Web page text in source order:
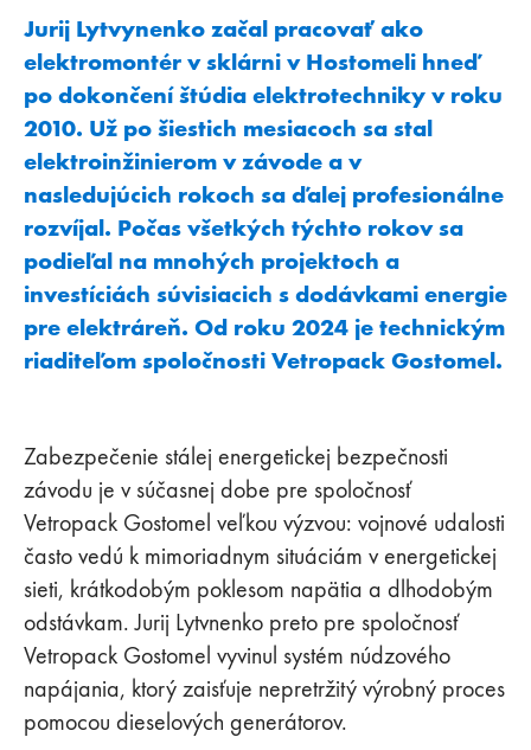
Jurij Lytvynenko začal pracovať ako
elektromontér v sklárni v Hostomeli hneď
po dokončení štúdia elektrotechniky v roku
2010. Už po šiestich mesiacoch sa stal
elektroinžinierom v závode a v
nasledujúcich rokoch sa ďalej profesionálne
rozvíjal. Počas všetkých týchto rokov sa
podieľal na mnohých projektoch a
investíciách súvisiacich s dodávkami energie
pre elektráreň. Od roku 2024 je technickým
riaditeľom spoločnosti Vetropack Gostomel.
Zabezpečenie stálej energetickej bezpečnosti
závodu je v súčasnej dobe pre spoločnosť
Vetropack Gostomel veľkou výzvou: vojnové udalosti
často vedú k mimoriadnym situáciám v energetickej
sieti, krátkodobým poklesom napätia a dlhodobým
odstávkam. Jurij Lytvnenko preto pre spoločnosť
Vetropack Gostomel vyvinul systém núdzového
napájania, ktorý zaisťuje nepretržitý výrobný proces
pomocou dieselových generátorov.